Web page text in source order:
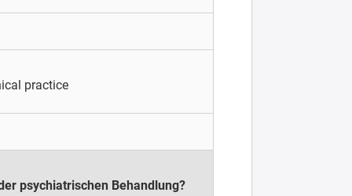
practice
psychiatrischen Behandlung?